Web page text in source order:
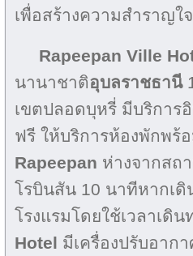
เพื่อสร้างความสำราญ
Rapeepan Ville
นานาชาติอุบลราชธานี
เขตปลอดบุหรี่ มีบริการ
ฟรี ให้บริการห้องพักพร้
Rapeepan ห่างจากสถ
โรบินสัน 10 นาทีหากเ
โรงแรมโดยใช้เวลาเดิ
Hotel มีเครื่องปรับอาก